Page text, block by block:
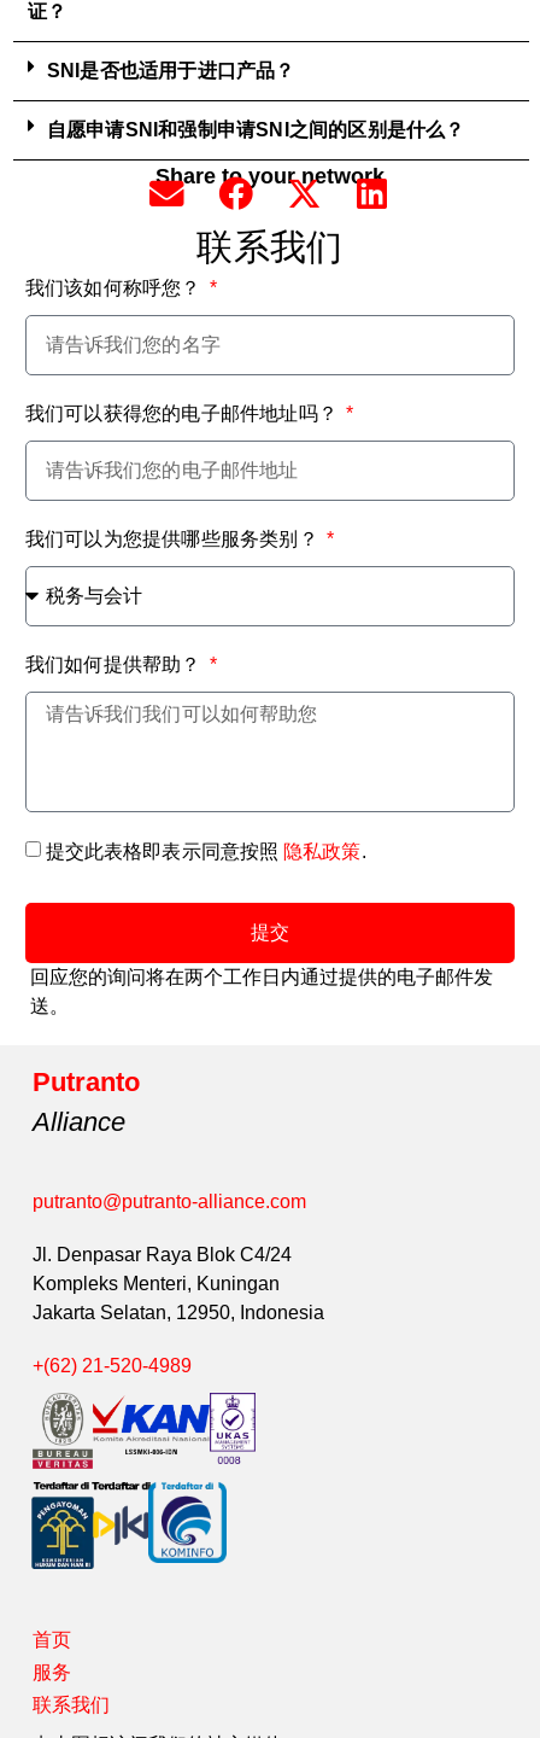
证？
SNI是否也适用于进口产品？
自愿申请SNI和强制申请SNI之间的区别是什么？
Share to your network
联系我们
我们该如何称呼您？
我们可以获得您的电子邮件地址吗？
我们可以为您提供哪些服务类别？
我们如何提供帮助？
提交此表格即表示同意按照 隐私政策.
提交
回应您的询问将在两个工作日内通过提供的电子邮件发
送。
Putranto
Alliance
putranto@putranto-alliance.com
Jl. Denpasar Raya Blok C4/24
Kompleks Menteri, Kuningan
Jakarta Selatan, 12950, Indonesia
+(62) 21-520-4989
首页
服务
联系我们